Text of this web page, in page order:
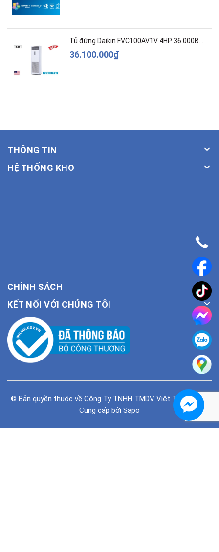
36.100.000₫
THÔNG TIN
HỆ THỐNG KHO
CHÍNH SÁCH
KẾT NỐI VỚI CHÚNG TÔI
© Bản quyền thuộc về Công Ty TNHH TMDV Việt Tiên Phong
Cung cấp bởi Sapo